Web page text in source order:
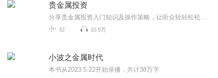
贵金属投资
32 10.5万
小波之金属时代
本书从2023.5.22开始录播，共计38万字